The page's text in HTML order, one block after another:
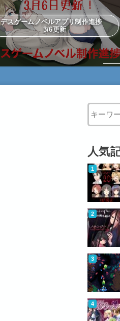
デスゲームノベルアプリ制作進捗
3/6更新
When
人気